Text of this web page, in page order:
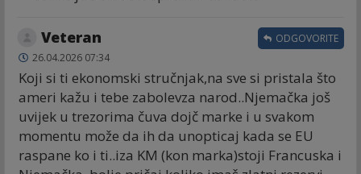
Veteran
26.04.2026 07:34
Koji si ti ekonomski stručnjak,na sve si pristala što
ameri kažu i tebe zabolevza narod..Njemačka još
uvijek u trezorima čuva dojč marke i u svakom
momentu može da ih da unopticaj kada se EU
raspane ko i ti..iza KM (kon marka)stoji Francuska i
ODGOVORITE